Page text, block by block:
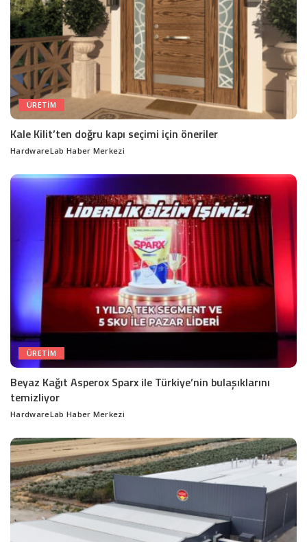
ÜRETIM
Kale Kilit’ten doğru kapı seçimi için öneriler
Posted
HardwareLab Haber Merkezi
ÜRETIM
Beyaz Kağıt Asperox Sparx ile Türkiye’nin bulaşıklarını
temizliyor
Posted
HardwareLab Haber Merkezi